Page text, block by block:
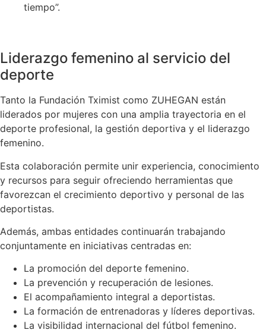
tiempo”.
Liderazgo femenino al servicio del
deporte
Tanto la Fundación Tximist como ZUHEGAN están
liderados por mujeres con una amplia trayectoria en el
deporte profesional, la gestión deportiva y el liderazgo
femenino.
Esta colaboración permite unir experiencia, conocimiento
y recursos para seguir ofreciendo herramientas que
favorezcan el crecimiento deportivo y personal de las
deportistas.
Además, ambas entidades continuarán trabajando
conjuntamente en iniciativas centradas en:
La promoción del deporte femenino.
La prevención y recuperación de lesiones.
El acompañamiento integral a deportistas.
La formación de entrenadoras y líderes deportivas.
La visibilidad internacional del fútbol femenino.